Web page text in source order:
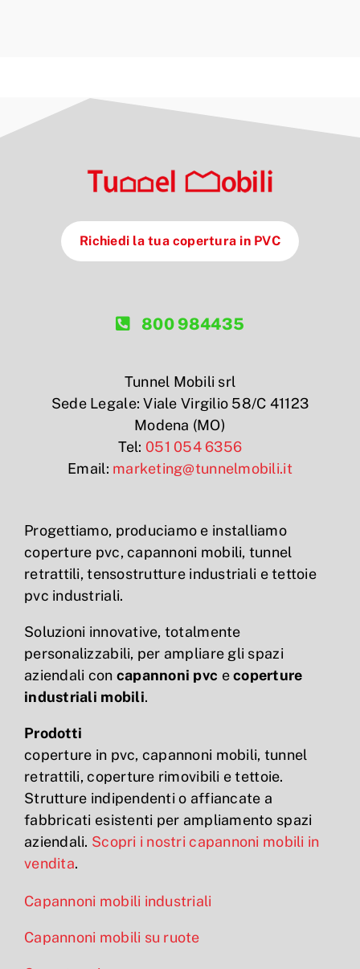
Richiedi la tua copertura in PVC
800 984435
Tunnel Mobili srl
Sede Legale: Viale Virgilio 58/C 41123
Modena (MO)
Tel: 051 054 6356
Email: marketing@tunnelmobili.it
Progettiamo, produciamo e installiamo
coperture pvc, capannoni mobili, tunnel
retrattili, tensostrutture industriali e tettoie
pvc industriali.
Soluzioni innovative, totalmente
personalizzabili, per ampliare gli spazi
aziendali con capannoni pvc ecoperture
industriali mobili.
Prodotti
coperture in pvc, capannoni mobili, tunnel
retrattili, coperture rimovibili e tettoie.
Strutture indipendenti o affiancate a
fabbricati esistenti per ampliamento spazi
aziendali. Scopri i nostri capannoni mobili in
vendita.
Capannoni mobili industriali
Capannoni mobili su ruote